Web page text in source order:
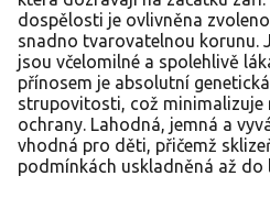
dospělosti je ovlivněna
snadno tvarovatelnou korunu.
jsou včelomilné a spolehlivě
přínosem je absolutní
strupovitosti, což minimalizuje
ochrany. Lahodná, jemná a
vhodná pro děti, přičemž
podmínkách uskladněná až do